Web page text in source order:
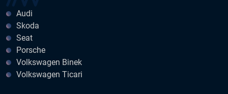
Audi
Skoda
Seat
Porsche
Volkswagen Binek
Volkswagen Ticari